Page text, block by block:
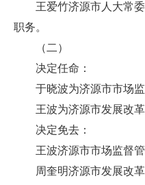
王爱竹济源市人大常
职务。
（二）
决定任命：
于晓波为济源市市场
王波为济源市发展改
决定免去：
王波济源市市场监督
周奎明济源市发展改